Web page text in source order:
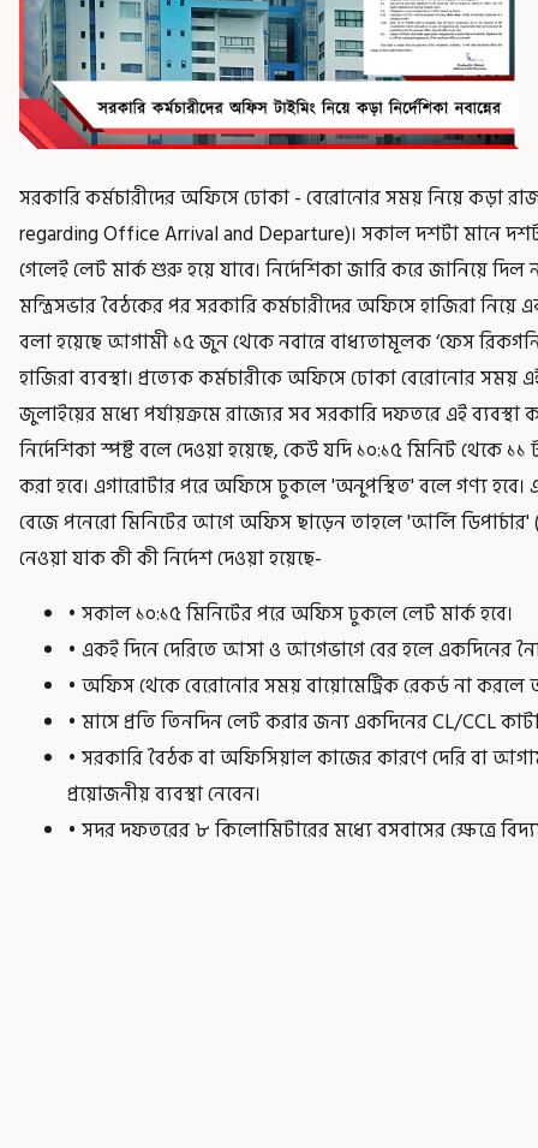
সরকারি কর্মচারীদের অফিসে ঢোকা - বেরোনোর সময় নিয়ে কড়া
regarding Office Arrival and Departure)। সকাল দশটা মানে
গেলেই লেট মার্ক শুরু হয়ে যাবে। নির্দেশিকা জারি করে জানিয়ে
মন্ত্রিসভার বৈঠকের পর সরকারি কর্মচারীদের অফিসে হাজিরা নিয়ে
বলা হয়েছে আগামী ১৫ জুন থেকে নবান্নে বাধ্যতামূলক ‘ফেস
হাজিরা ব্যবস্থা। প্রত্যেক কর্মচারীকে অফিসে ঢোকা বেরোনোর সময়
জুলাইয়ের মধ্যে পর্যায়ক্রমে রাজ্যের সব সরকারি দফতরে এই ব্যবস্থা
নির্দেশিকা স্পষ্ট বলে দেওয়া হয়েছে, কেউ যদি ১০:১৫ মিনিট থেকে
করা হবে। এগারোটার পরে অফিসে ঢুকলে 'অনুপস্থিত' বলে গণ্য
বেজে পনেরো মিনিটের আগে অফিস ছাড়েন তাহলে 'আর্লি
নেওয়া যাক কী কী নির্দেশ দেওয়া হয়েছে-
• সকাল ১০:১৫ মিনিটের পরে অফিস ঢুকলে লেট মার্ক হবে।
• একই দিনে দেরিতে আসা ও আগেভাগে বের হলে একদিনের
• অফিস থেকে বেরোনোর সময় বায়োমেট্রিক রেকর্ড না করলে
• মাসে প্রতি তিনদিন লেট করার জন্য একদিনের CL/CCL
• সরকারি বৈঠক বা অফিসিয়াল কাজের কারণে দেরি বা
প্রয়োজনীয় ব্যবস্থা নেবেন।
• সদর দফতরের ৮ কিলোমিটারের মধ্যে বসবাসের ক্ষেত্রে